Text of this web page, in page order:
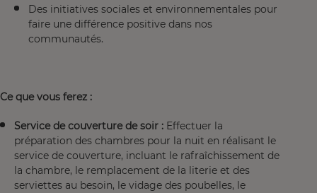
Des initiatives sociales et environnementales pour
faire une différence positive dans nos
communautés.
Ce que vous ferez :
Service de couverture de soir : Effectuer la
préparation des chambres pour la nuit en réalisant le
service de couverture, incluant le rafraîchissement de
la chambre, le remplacement de la literie et des
serviettes au besoin, le vidage des poubelles, le